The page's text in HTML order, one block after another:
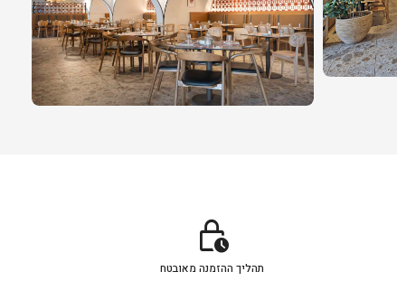
lock_clock
תהליך ההזמנה מאובטח